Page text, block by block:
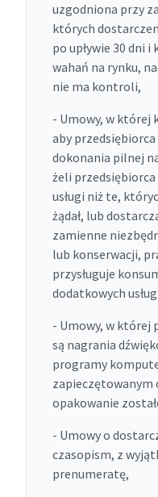
uzgodniona przy
których
po upływie 30 dni
wahań na rynku,
nie ma kontroli,
- Umowy, w której
aby przedsiębiorca
dokonania pilnej
żeli
usługi niż te,
żądał, lub
zamienne
lub konserwacji,
przysługuje
dodatkowych
- Umowy, w której
są nagrania
programy
zapieczętowanym
opakowanie
- Umowy o
czasopism, z
prenumeratę,